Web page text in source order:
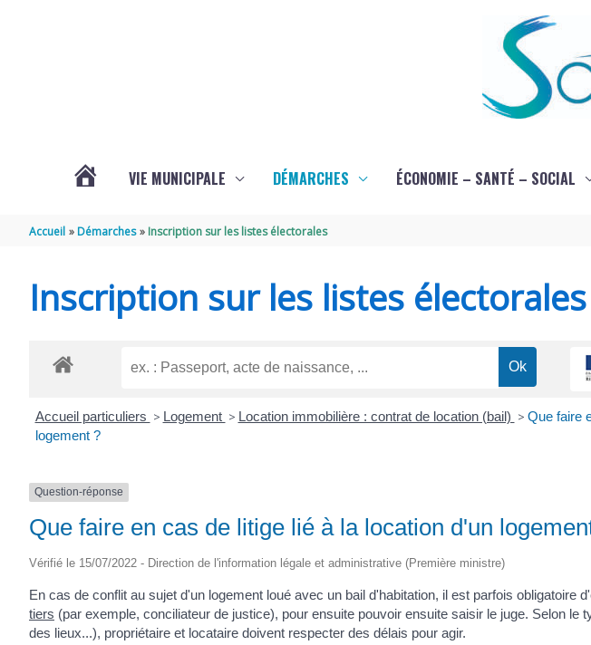
SOUBISE
VIE MUNICIPALE DÉMARCHES ÉCONOMIE – SANTÉ – SOCIAL
Accueil Démarches Inscription sur les listes électorales
Inscription sur les listes électorales
Accueil particuliers > Logement > Location immobilière : contrat de location (bail) > Que faire
logement ?
Question-réponse
Que faire en cas de litige lié à la location d'un
Vérifié le 15/07/2022 - Direction de l'information légale et administrative (Première ministre)
En cas de conflit au sujet d'un logement loué avec un bail d'habitation, il est parfois obligatoire
tiers (par exemple, conciliateur de justice), pour ensuite pouvoir ensuite saisir le juge. Selon le
des lieux...), propriétaire et locataire doivent respecter des délais pour agir.